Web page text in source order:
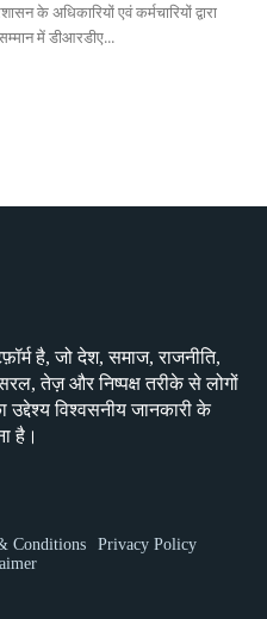
के अधिकारियों एवं कर्मचारियों द्वारा
में डीआरडीए...
है, जो देश, समाज, राजनीति,
तेज़ और निष्पक्ष तरीके से लोगों
विश्वसनीय जानकारी के
है।
Conditions
Privacy Policy